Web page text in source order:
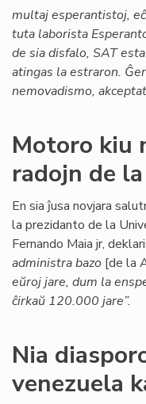
multaj esperantistoj,
tuta laborista
de sia disfalo, SAT
atingas la estraron.
nemovadismo,
Motoro kiu
radojn de
En sia ĵusa novjara
la prezidanto de la
Fernando Maia jr,
administra bazo [de la
eŭroj jare, dum la
ĉirkaŭ 120.000 jare”.
Nia
venezuela